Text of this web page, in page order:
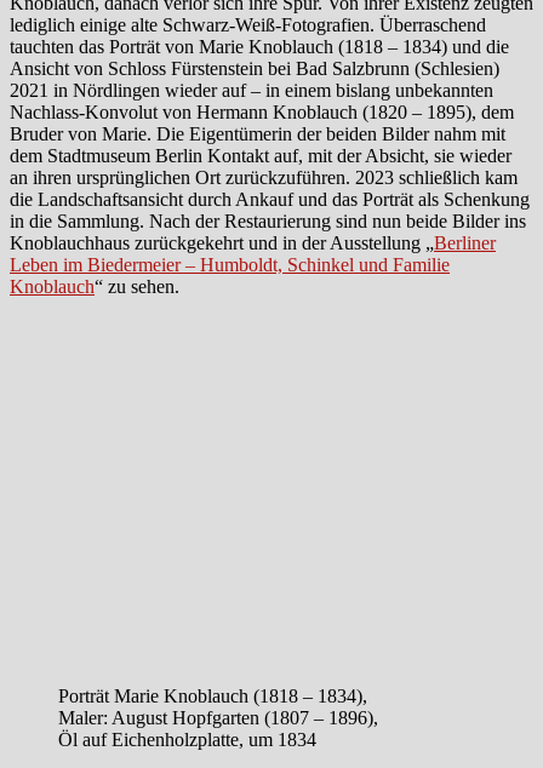
lediglich einige alte Schwarz-Weiß-Fotografien. Überraschend
tauchten das Porträt von Marie Knoblauch (1818 – 1834) und die
Ansicht von Schloss Fürstenstein bei Bad Salzbrunn (Schlesien)
2021 in Nördlingen wieder auf – in einem bislang unbekannten
Nachlass-Konvolut von Hermann Knoblauch (1820 – 1895), dem
Bruder von Marie. Die Eigentümerin der beiden Bilder nahm mit
dem Stadtmuseum Berlin Kontakt auf, mit der Absicht, sie wieder
an ihren ursprünglichen Ort zurückzuführen. 2023 schließlich kam
die Landschaftsansicht durch Ankauf und das Porträt als Schenkung
in die Sammlung. Nach der Restaurierung sind nun beide Bilder ins
Knoblauchhaus zurückgekehrt und in der Ausstellung „Berliner
Leben im Biedermeier – Humboldt, Schinkel und Familie
Knoblauch“ zu sehen.
Porträt Marie Knoblauch (1818 – 1834),
Maler: August Hopfgarten (1807 – 1896),
Öl auf Eichenholzplatte, um 1834